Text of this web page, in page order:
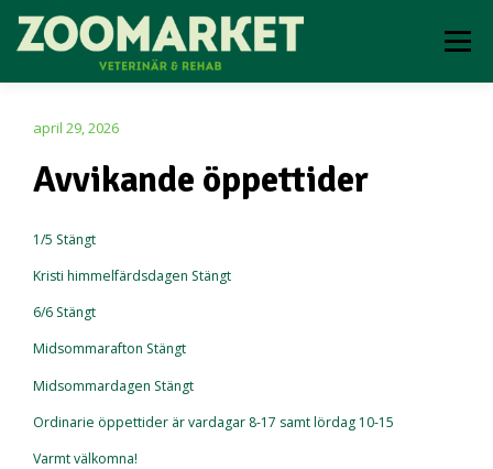
Meny
VETERINÄR
april 29, 2026
Avvikande öppettider
1/5 Stängt
Kristi himmelfärdsdagen Stängt
6/6 Stängt
Midsommarafton Stängt
Midsommardagen Stängt
Ordinarie öppettider är vardagar 8-17 samt lördag 10-15
Varmt välkomna!